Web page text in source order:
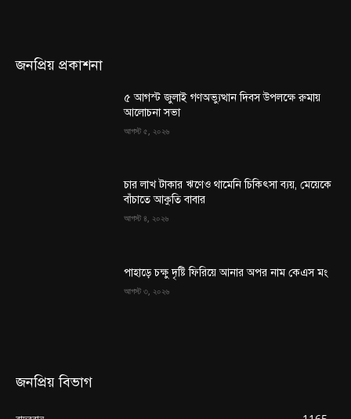
জনপ্রিয় প্রকাশনা
৫ আগস্ট জুলাই গণঅভ্যুত্থান দিবস উপলক্ষে রুমায়
আলোচনা সভা
আগস্ট ৫, ২০২৬
চার লাখ টাকার ঋণেও থামেনি চিকিৎসা ব্যয়, মেয়েকে
বাঁচাতে আকুতি বাবার
আগস্ট ৪, ২০২৬
পাহাড়ে চক্ষু দৃষ্টি ফিরিয়ে আনার অপর নাম কেএস মং
আগস্ট ৩, ২০২৬
জনপ্রিয় বিভাগ